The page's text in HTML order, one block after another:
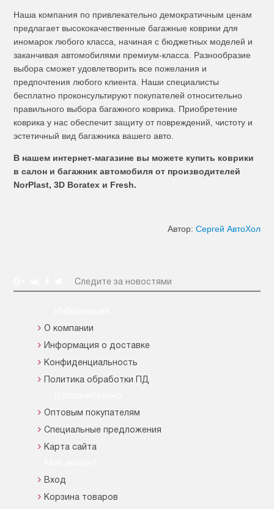
Наша компания по привлекательно демократичным ценам
предлагает высококачественные багажные коврики для
иномарок любого класса, начиная с бюджетных моделей и
заканчивая автомобилями премиум-класса. Разнообразие
выбора сможет удовлетворить все пожелания и
предпочтения любого клиента. Наши специалисты
бесплатно проконсультируют покупателей относительно
правильного выбора багажного коврика. Приобретение
коврика у нас обеспечит защиту от повреждений, чистоту и
эстетичный вид багажника вашего авто.
В нашем интернет-магазине вы можете купить коврики
в салон и багажник автомобиля от производителей
NorPlast, 3D Boratex и Fresh.
Автор: Сергей АвтоХол
Следите за новостями
О компании
Информация о доставке
Конфиденциальность
Политика обработки ПД
Оптовым покупателям
Специальные предложения
Карта сайта
Вход
Корзина товаров